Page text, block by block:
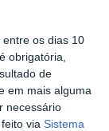
entre os dias 10
obrigatória,
de
em mais alguma
necessário
via Sistema